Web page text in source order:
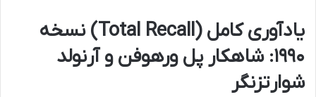
یادآوری کامل (Total Recall) نسخه
۱۹۹۰: شاهکار پل ورهوفن و آرنولد
شوارتزنگر